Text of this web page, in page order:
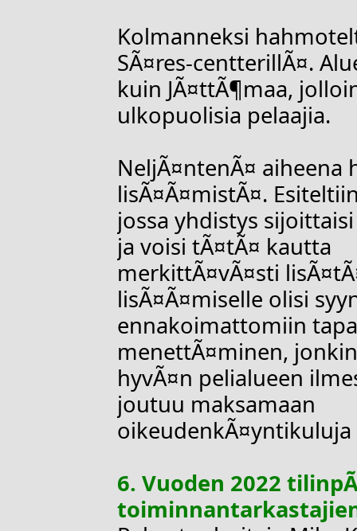
Kolmanneksi
SÃ¤res-centterillÃ¤.
kuin JÃ¤ttÃ¶maa,
ulkopuolisia pelaajia.
NeljÃ¤ntenÃ¤
lisÃ¤Ã¤mistÃ¤.
jossa yhdistys
ja voisi tÃ¤tÃ¤ kautta
merkittÃ¤vÃ¤sti
lisÃ¤Ã¤miselle olisi
ennakoimattomiin
menettÃ¤minen,
hyvÃ¤n pelialueen
joutuu maksamaan
oikeudenkÃ¤yntikuluja
6. Vuoden 2022